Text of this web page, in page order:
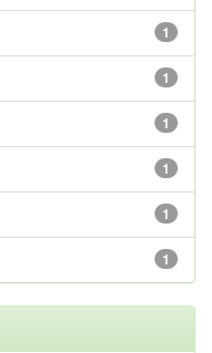
1
1
1
1
1
1